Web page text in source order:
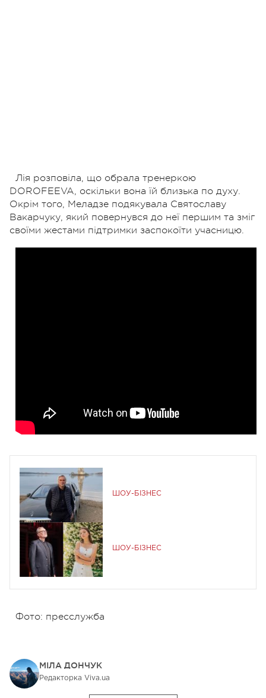
Лія розповіла, що обрала тренеркою
DOROFEEVA, оскільки вона їй близька по духу.
Окрім того, Меладзе подякувала Святославу
Вакарчуку, який повернувся до неї першим та зміг
своїми жестами підтримки заспокоїти учасницю.
ШОУ-БІЗНЕС
ШОУ-БІЗНЕС
Фото: пресслужба
МІЛА ДОНЧУК
Редакторка Viva.ua